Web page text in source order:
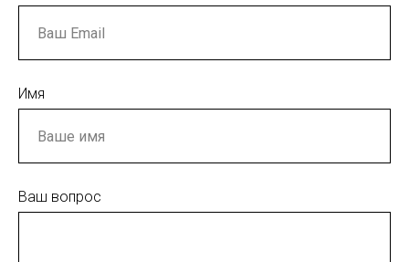
Имя
Ваш вопрос